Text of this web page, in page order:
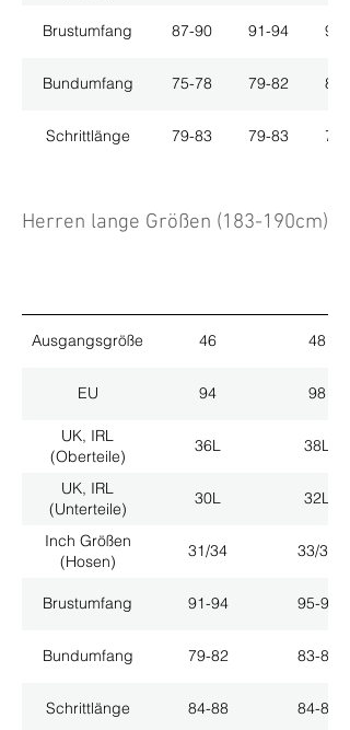
Brustumfang 87-90 91-94 95-
Bundumfang 75-78 79-82 83-
Schrittlänge 79-83 79-83 79-
Herren lange Größen (183-190cm)
Ausgangsgröße 46 48
EU 94 98
UK, IRL
(Oberteile)
36L 38L
UK, IRL
(Unterteile)
30L 32L
Inch Größen
(Hosen)
31/34 33/34
Brustumfang 91-94 95-98
Bundumfang 79-82 83-86
Schrittlänge 84-88 84-88